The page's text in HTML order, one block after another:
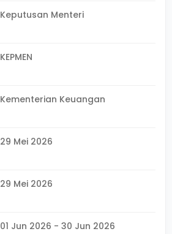
Keputusan Menteri
KEPMEN
Kementerian Keuangan
29 Mei 2026
29 Mei 2026
01 Jun 2026 - 30 Jun 2026